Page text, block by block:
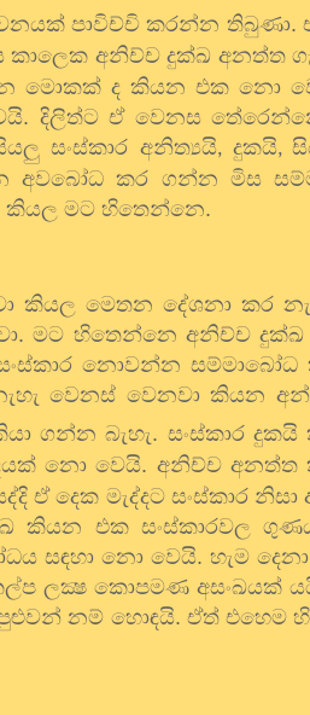
පාවිච්චි කරන්න තිබුණා.
අනිච්ච දුක්ඛ අනත්ත
මොකක් ද කියන එක නො
දිලිත්ට ඒ වෙනස
සංස්කාර අනිත්‍යයි, දුකයි,
අවබෝධ කර ගන්න මිස
කියල මට හිතෙන්නෙ.
කියල මෙතන දේශනා කර
මට හිතෙන්නෙ අනිච්ච
නොවන්න
වෙනස් වෙනවා කියන
ගන්න බැහැ. සංස්කාර
නො වෙයි. අනිච්ච
ඒ දෙක මැද්දට සංස්කාර
කියන එක සංස්කාරවල
සඳහා නො වෙයි. හැම
ලක්‍ෂ කොපමණ අසංඛයක්
නම් හොඳයි. ඒත් එහෙම